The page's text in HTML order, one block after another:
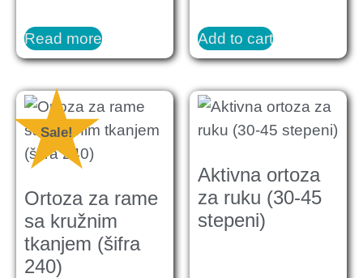
Read more Add to cart
Sale!
Ortoza za rame
sa kružnim
tkanjem (šifra
240)
Aktivna ortoza
za ruku (30-45
stepeni)